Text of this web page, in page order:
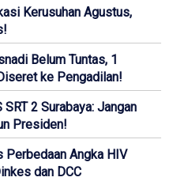
Kerusuhan Agustus,
Belum Tuntas, 1
ke Pengadilan!
2 Surabaya: Jangan
Presiden!
Perbedaan Angka HIV
dan DCC